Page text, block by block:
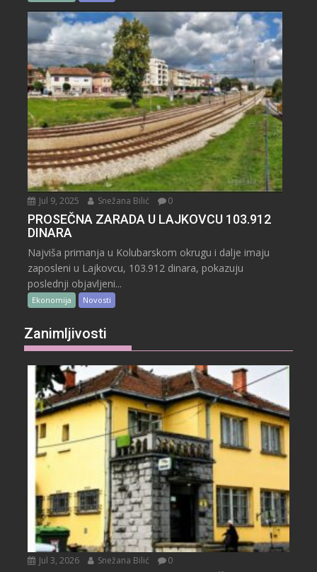
Jul 9, 2025 Snežana Bilić 0
PROSEČNA ZARADA U LAJKOVCU 103.912
DINARA
Najviša primanja u Kolubarskom okrugu i dalje imaju
zaposleni u Lajkovcu, 103.912 dinara, pokazuju
poslednji objavljeni...
Ekonomija Novosti
Zanimljivosti
Jul 3, 2026 Snežana Bilić 0